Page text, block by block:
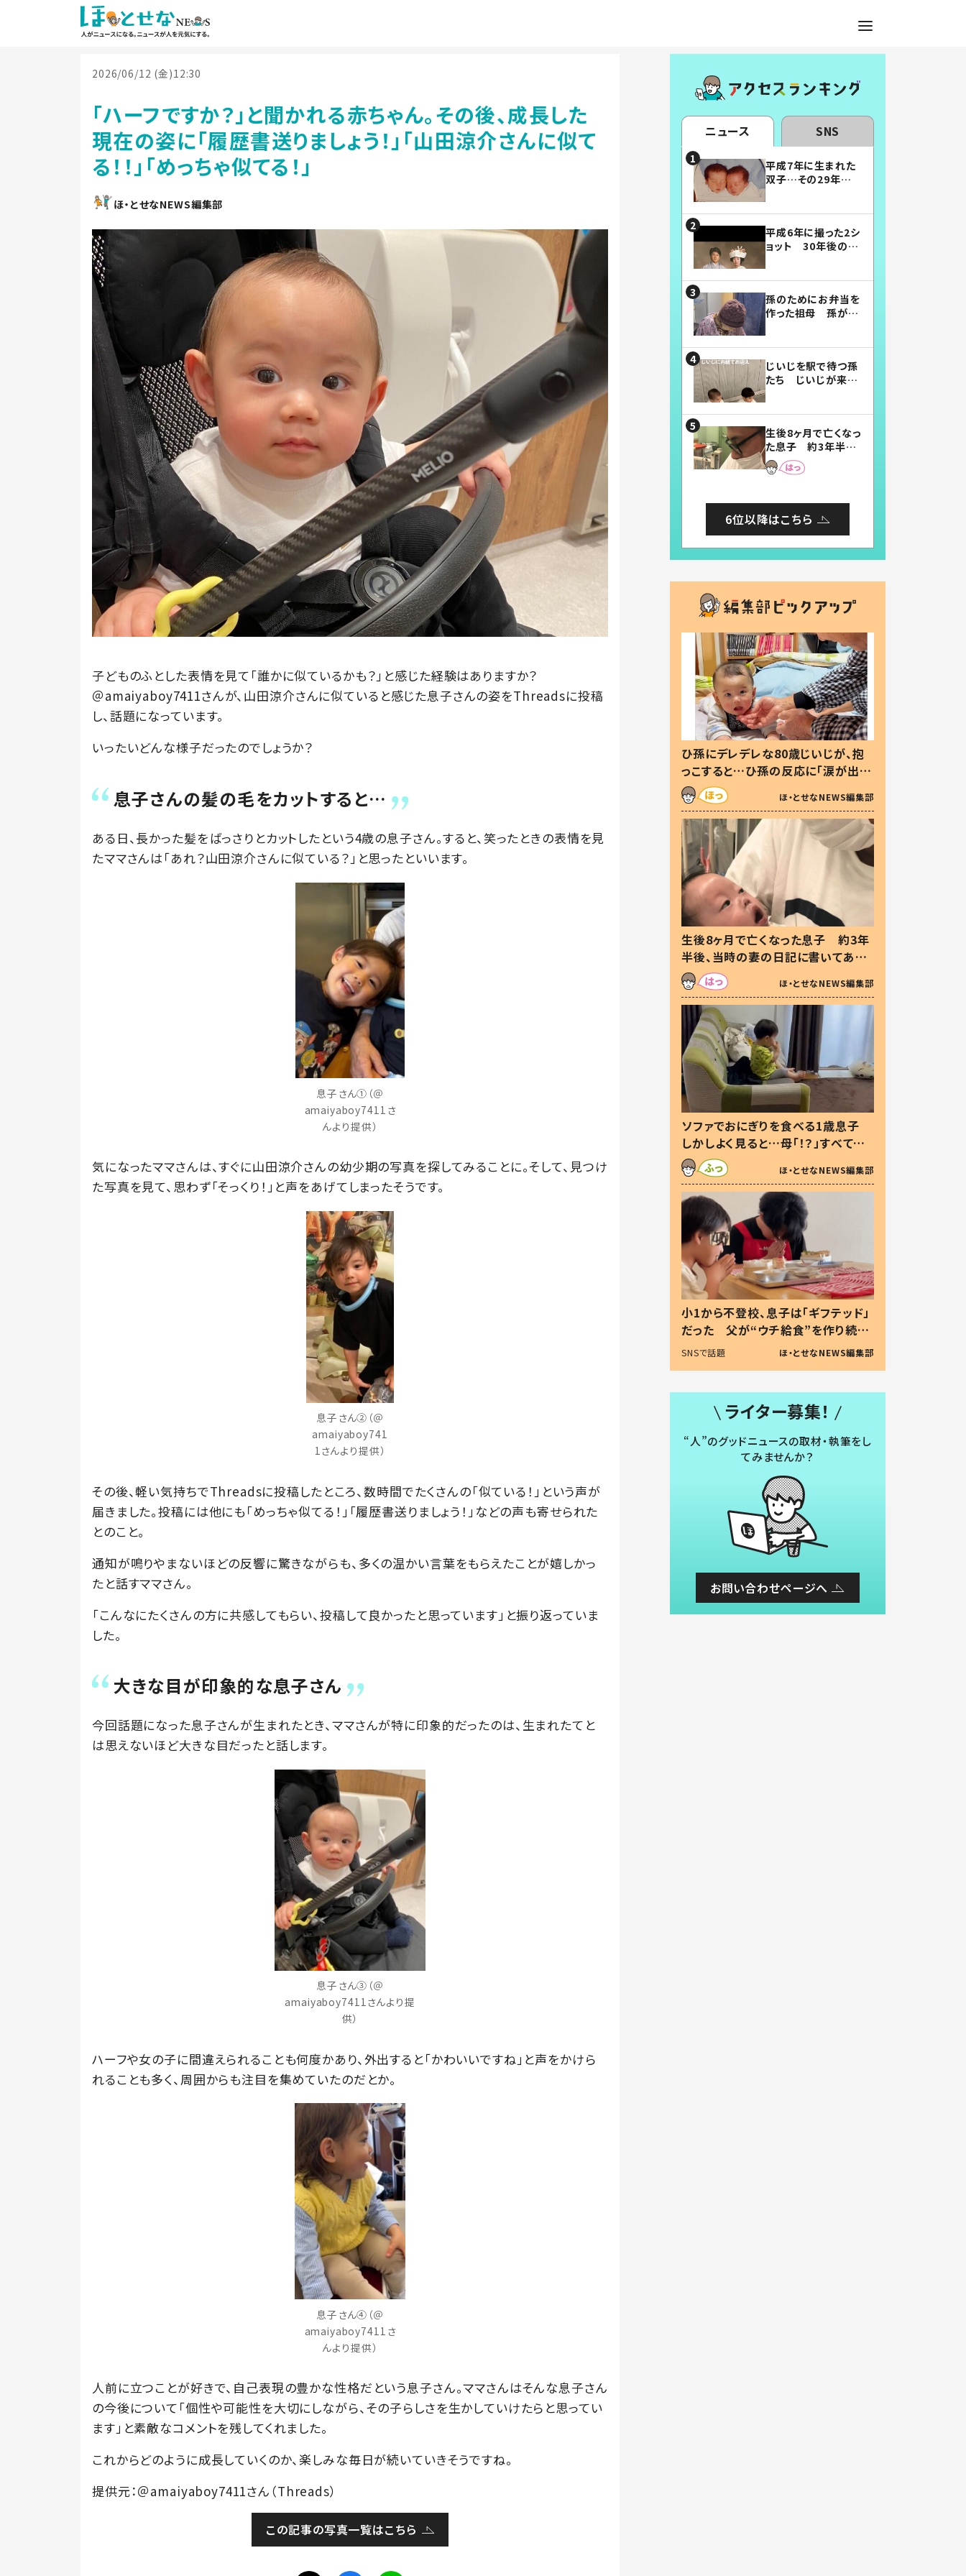
2026/06/12 (金)12:30
「ハーフですか？」と聞かれる赤ちゃん。その後、成長した
現在の姿に「履歴書送りましょう！」「山田涼介さんに似て
る！！」「めっちゃ似てる！」
ほ・とせなNEWS編集部
子どものふとした表情を見て「誰かに似ているかも？」と感じた経験はありますか？
＠amaiyaboy7411さんが、山田涼介さんに似ていると感じた息子さんの姿をThreadsに投稿
し、話題になっています。
いったいどんな様子だったのでしょうか？
息子さんの髪の毛をカットすると…
ある日、長かった髪をばっさりとカットしたという4歳の息子さん。すると、笑ったときの表情を見
たママさんは「あれ？山田涼介さんに似ている？」と思ったといいます。
息子さん①（＠
amaiyaboy7411さ
んより提供）
気になったママさんは、すぐに山田涼介さんの幼少期の写真を探してみることに。そして、見つけ
た写真を見て、思わず「そっくり！」と声をあげてしまったそうです。
息子さん②（＠
amaiyaboy741
1さんより提供）
その後、軽い気持ちでThreadsに投稿したところ、数時間でたくさんの「似ている！」という声が
届きました。投稿には他にも「めっちゃ似てる！」「履歴書送りましょう！」などの声も寄せられた
とのこと。
通知が鳴りやまないほどの反響に驚きながらも、多くの温かい言葉をもらえたことが嬉しかっ
たと話すママさん。
「こんなにたくさんの方に共感してもらい、投稿して良かったと思っています」と振り返っていま
した。
大きな目が印象的な息子さん
今回話題になった息子さんが生まれたとき、ママさんが特に印象的だったのは、生まれたてと
は思えないほど大きな目だったと話します。
息子さん③（＠
amaiyaboy7411さんより提
供）
ハーフや女の子に間違えられることも何度かあり、外出すると「かわいいですね」と声をかけら
れることも多く、周囲からも注目を集めていたのだとか。
息子さん④（＠
amaiyaboy7411さ
んより提供）
人前に立つことが好きで、自己表現の豊かな性格だという息子さん。ママさんはそんな息子さん
の今後について「個性や可能性を大切にしながら、その子らしさを生かしていけたらと思ってい
ます」と素敵なコメントを残してくれました。
これからどのように成長していくのか、楽しみな毎日が続いていきそうですね。
提供元：＠amaiyaboy7411さん（Threads）
この記事の写真一覧はこちら
ニュース SNS
平成7年に生まれた
双子…その29年後
平成6年に撮った2シ
ョット 30年後の姿
孫のためにお弁当を
作った祖母 孫が絶
じいじを駅で待つ孫
たち じいじが来た
まらない」「幸せにな
れる」
生後8ヶ月で亡くなっ
た息子 約3年半
後、当時の妻の日記
に書いてあった本音
6位以降はこちら
ひ孫にデレデレな80歳じいじが、抱
っこすると…ひ孫の反応に「涙が出ま
した」「可愛くて仕方ない」
ほ・とせなNEWS編集部
生後8ヶ月で亡くなった息子 約3年
半後、当時の妻の日記に書いてあっ
た本音とは
ほ・とせなNEWS編集部
ソファでおにぎりを食べる1歳息子
しかしよく見ると…母「！？」すべてを
察した母の投稿に「可愛いから許
す！」「現行犯〜」
ほ・とせなNEWS編集部
小1から不登校、息子は「ギフテッド」
だった 父が“ウチ給食”を作り続け
る理由とは #令和の親 #令和の子
SNSで話題 ほ・とせなNEWS編集部
ライター募集！
“人”のグッドニュースの取材・執筆をし
てみませんか？
お問い合わせページへ